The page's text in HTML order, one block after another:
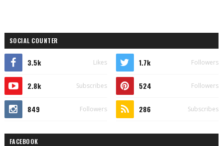
SOCIAL COUNTER
3.5k Likes 1.7k Followers
2.8k Subscribes 524 Followers
849 Followers 286 Subscribes
FACEBOOK